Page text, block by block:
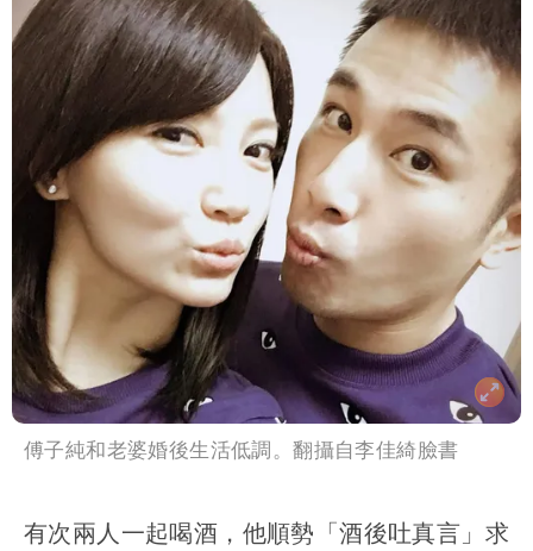
傅子純和老婆婚後生活低調。翻攝自李佳綺臉書
有次兩人一起喝酒，他順勢「酒後吐真言」求